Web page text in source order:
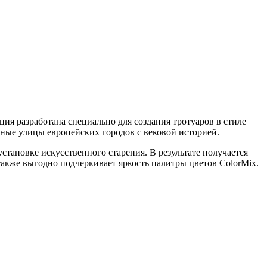
разработана специально для создания тротуаров в стиле
улицы европейских городов с вековой историей.
искусственного старения. В результате получается
выгодно подчеркивает яркость палитры цветов ColorMix.